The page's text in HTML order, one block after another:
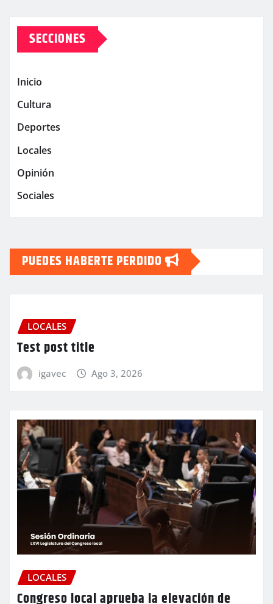
SECCIONES
Inicio
Cultura
Deportes
Locales
Opinión
Sociales
PUEDES HABERTE PERDIDO
LOCALES
Test post title
igavec Ago 3, 2026
LOCALES
Congreso local aprueba la elevación de